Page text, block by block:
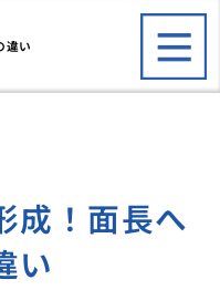
違い
成！面長へ
い